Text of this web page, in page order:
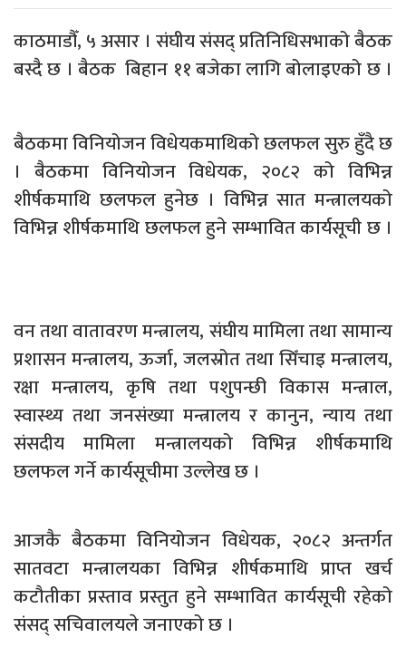
काठमाडौँ, ५ असार । संघीय संसद् प्रतिनिधिसभाको बैठक
बस्दै छ । बैठक बिहान ११ बजेका लागि बोलाइएको छ ।
बैठकमा विनियोजन विधेयकमाथिको छलफल सुरु हुँदै छ
। बैठकमा विनियोजन विधेयक, २०८२ को विभिन्न
शीर्षकमाथि छलफल हुनेछ । विभिन्न सात मन्त्रालयको
विभिन्न शीर्षकमाथि छलफल हुने सम्भावित कार्यसूची छ ।
वन तथा वातावरण मन्त्रालय, संघीय मामिला तथा सामान्य
प्रशासन मन्त्रालय, ऊर्जा, जलस्रोत तथा सिँचाइ मन्त्रालय,
रक्षा मन्त्रालय, कृषि तथा पशुपन्छी विकास मन्त्राल,
स्वास्थ्य तथा जनसंख्या मन्त्रालय र कानुन, न्याय तथा
संसदीय मामिला मन्त्रालयको विभिन्न शीर्षकमाथि
छलफल गर्ने कार्यसूचीमा उल्लेख छ ।
आजकै बैठकमा विनियोजन विधेयक, २०८२ अन्तर्गत
सातवटा मन्त्रालयका विभिन्न शीर्षकमाथि प्राप्त खर्च
कटौतीका प्रस्ताव प्रस्तुत हुने सम्भावित कार्यसूची रहेको
संसद् सचिवालयले जनाएको छ ।